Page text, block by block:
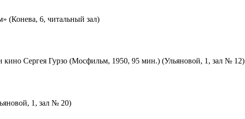
(Конева, 6, читальный зал)
кино Сергея Гурзо (Мосфильм, 1950, 95 мин.) (Ульяновой, 1, зал № 12)
1, зал № 20)